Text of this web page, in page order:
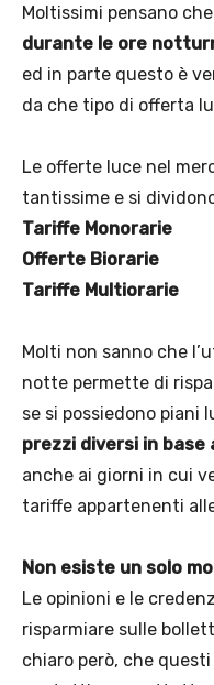
Moltissimi pensano che
durante le ore
ed in parte questo è
da che tipo di offerta
Le offerte luce nel
tantissime e si
Tariffe Monorarie
Offerte Biorarie
Tariffe Multiorarie
Molti non sanno che
notte permette di
se si possiedono piani
prezzi diversi in
anche ai giorni in cui
tariffe appartenenti
Non esiste un solo
Le opinioni e le
risparmiare sulle
chiaro però, che